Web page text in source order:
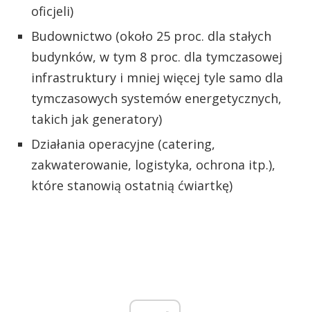
oficjeli)
Budownictwo (około 25 proc. dla stałych
budynków, w tym 8 proc. dla tymczasowej
infrastruktury i mniej więcej tyle samo dla
tymczasowych systemów energetycznych,
takich jak generatory)
Działania operacyjne (catering,
zakwaterowanie, logistyka, ochrona itp.),
które stanowią ostatnią ćwiartkę)